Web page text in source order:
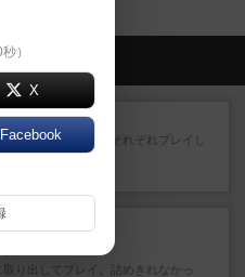
しい投稿
一つサブコマ四つでそれぞれプレイし
し方はコマか壁に...
取り出してプレイ。詰めきれなかっ
）
X
Facebook